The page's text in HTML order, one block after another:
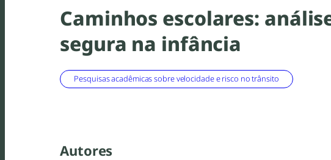
Caminhos escolares:
segura na infância
Pesquisas acadêmicas sobre velocidade e risco no trânsito
Autores